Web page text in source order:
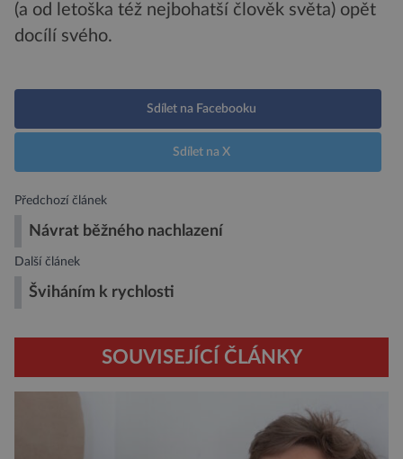
(a od letoška též nejbohatší člověk světa) opět
docílí svého.
Sdílet na Facebooku
Sdílet na X
Předchozí článek
Návrat běžného nachlazení
Další článek
Šviháním k rychlosti
SOUVISEJÍCÍ ČLÁNKY